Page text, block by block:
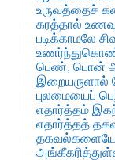
உருவத்தைச்
கரத்தால்
படிக்காமலே
பெண், பொன்
இறையருளால்
புலமையைப்
எதார்த்தம்
எதார்த்தத்
தகவல்களையே